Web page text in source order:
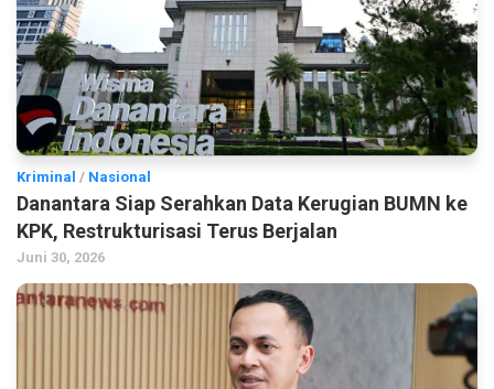
Kriminal / Nasional
Danantara Siap Serahkan Data Kerugian BUMN ke
KPK, Restrukturisasi Terus Berjalan
Juni 30, 2026